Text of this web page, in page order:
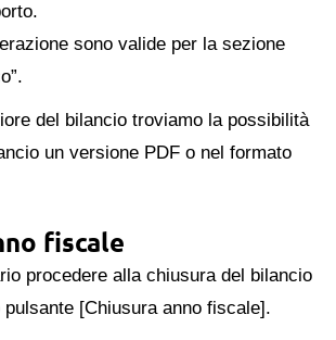
sono valide per la sezione
del bilancio troviamo la possibilità
un versione PDF o nel formato
fiscale
procedere alla chiusura del bilancio
pulsante [Chiusura anno fiscale].